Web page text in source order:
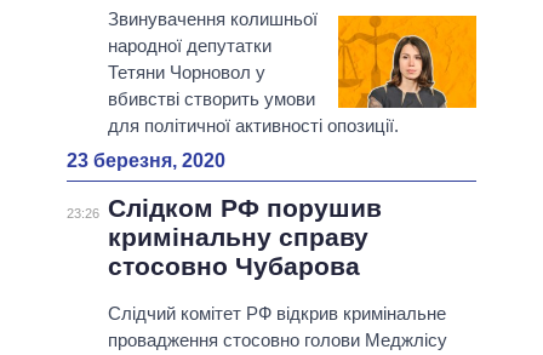
Звинувачення колишньої
народної депутатки
Тетяни Чорновол у
вбивстві створить умови
для політичної активності опозиції.
23 березня, 2020
23:26 Слідком РФ порушив
кримінальну справу
стосовно Чубарова
Слідчий комітет РФ відкрив кримінальне
провадження стосовно голови Меджлісу